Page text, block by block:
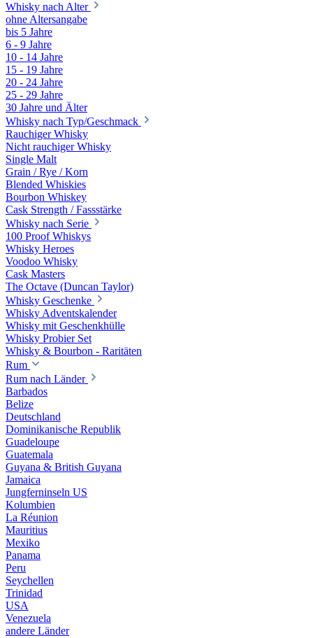
Whisky nach Alter
ohne Altersangabe
bis 5 Jahre
6 - 9 Jahre
10 - 14 Jahre
15 - 19 Jahre
20 - 24 Jahre
25 - 29 Jahre
30 Jahre und Älter
Whisky nach Typ/Geschmack
Rauchiger Whisky
Nicht rauchiger Whisky
Single Malt
Grain / Rye / Korn
Blended Whiskies
Bourbon Whiskey
Cask Strength / Fassstärke
Whisky nach Serie
100 Proof Whiskys
Whisky Heroes
Voodoo Whisky
Cask Masters
The Octave (Duncan Taylor)
Whisky Geschenke
Whisky Adventskalender
Whisky mit Geschenkhülle
Whisky Probier Set
Whisky & Bourbon - Raritäten
Rum
Rum nach Länder
Barbados
Belize
Deutschland
Dominikanische Republik
Guadeloupe
Guatemala
Guyana & British Guyana
Jamaica
Jungferninseln US
Kolumbien
La Réunion
Mauritius
Mexiko
Panama
Peru
Seychellen
Trinidad
USA
Venezuela
andere Länder